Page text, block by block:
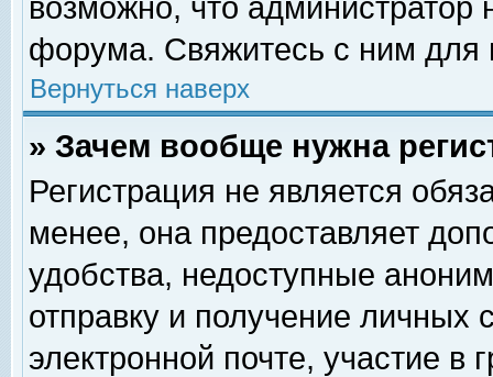
возможно, что
форума. Свяжитесь с ним для
Вернуться наверх
» Зачем вообще нужна
Регистрация не является
менее, она предоставляет
удобства, недоступные
отправку и получение личных
электронной почте, участие в